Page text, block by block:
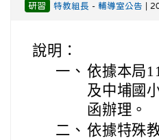
研習 特教組長 - 輔導室公告 |
說明：
一、 依據本局
及中埔國
函辦理。
二、 依據特殊